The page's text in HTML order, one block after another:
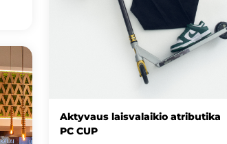
Aktyvaus laisvalaikio atributika
PC CUP